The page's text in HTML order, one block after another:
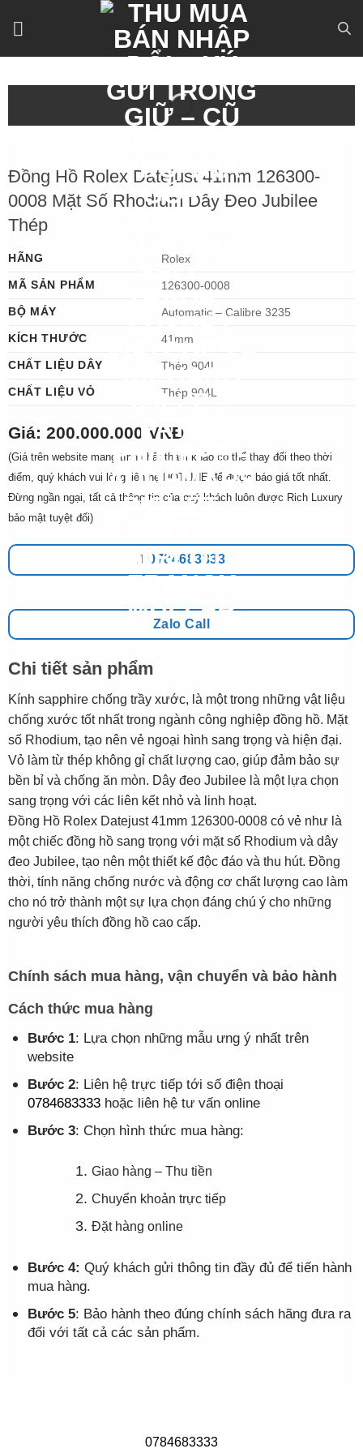
Đồng Hồ Rolex Datejust 41mm 126300-
0008 Mặt Số Rhodium Dây Đeo Jubilee
Thép
HÃNG
Rolex
MÃ SẢN PHẨM
126300-0008
BỘ MÁY
Automatic – Calibre 3235
KÍCH THƯỚC
41mm
CHẤT LIỆU DÂY
Thép 904L
CHẤT LIỆU VỎ
Thép 904L
Giá: 200.000.000 VNĐ
(Giá trên website mang tính chất tham khảo có thể thay đổi theo thời
điểm, quý khách vui lòng liên hệ HOTLINE để được báo giá tốt nhất.
Đừng ngần ngại, tất cả thông tin của quý khách luôn được Rich Luxury
bảo mật tuyệt đối)
0784683333
Zalo Call
Chi tiết sản phẩm
Kính sapphire chống trầy xước, là một trong những vật liệu
chống xước tốt nhất trong ngành công nghiệp đồng hồ. Mặt
số Rhodium, tạo nên vẻ ngoại hình sang trọng và hiện đại.
Vỏ làm từ thép không gỉ chất lượng cao, giúp đảm bảo sự
bền bỉ và chống ăn mòn. Dây đeo Jubilee là một lựa chọn
sang trọng với các liên kết nhỏ và linh hoạt.
Đồng Hồ Rolex Datejust 41mm 126300-0008 có vẻ như là
một chiếc đồng hồ sang trọng với mặt số Rhodium và dây
đeo Jubilee, tạo nên một thiết kế độc đáo và thu hút. Đồng
thời, tính năng chống nước và động cơ chất lượng cao làm
cho nó trở thành một sự lựa chọn đáng chú ý cho những
người yêu thích đồng hồ cao cấp.
Chính sách mua hàng, vận chuyển và bảo hành
Cách thức mua hàng
Bước 1: Lựa chọn những mẫu ưng ý nhất trên
website
Bước 2: Liên hệ trực tiếp tới số điện thoại
0784683333hoặc liên hệ tư vấn online
Bước 3: Chọn hình thức mua hàng:
Giao hàng – Thu tiền
Chuyển khoản trực tiếp
Đặt hàng online
Bước 4: Quý khách gửi thông tin đầy đủ để tiến hành
mua hàng.
Bước 5: Bảo hành theo đúng chính sách hãng đưa ra
đối với tất cả các sản phẩm.
0784683333